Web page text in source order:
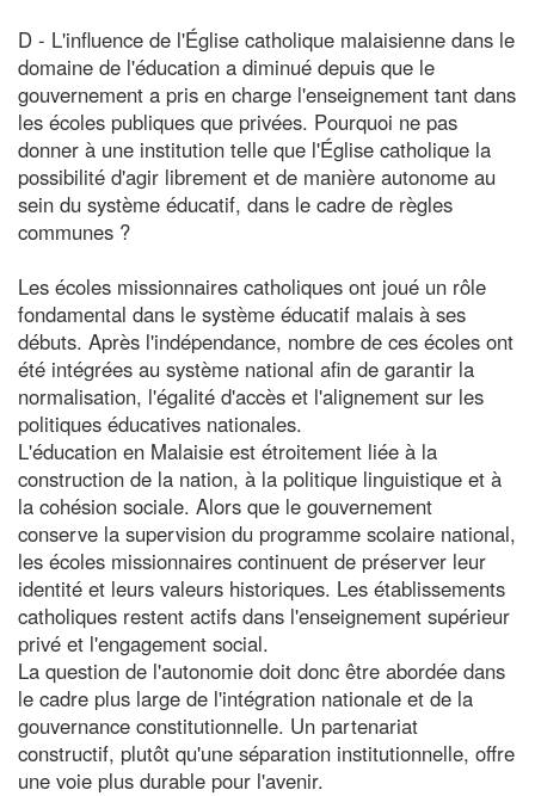
D - L'influence de l'Église catholique malaisienne dans le
domaine de l'éducation a diminué depuis que le
gouvernement a pris en charge l'enseignement tant dans
les écoles publiques que privées. Pourquoi ne pas
donner à une institution telle que l'Église catholique la
possibilité d'agir librement et de manière autonome au
sein du système éducatif, dans le cadre de règles
communes ?
Les écoles missionnaires catholiques ont joué un rôle
fondamental dans le système éducatif malais à ses
débuts. Après l'indépendance, nombre de ces écoles ont
été intégrées au système national afin de garantir la
normalisation, l'égalité d'accès et l'alignement sur les
politiques éducatives nationales.
L'éducation en Malaisie est étroitement liée à la
construction de la nation, à la politique linguistique et à
la cohésion sociale. Alors que le gouvernement
conserve la supervision du programme scolaire national,
les écoles missionnaires continuent de préserver leur
identité et leurs valeurs historiques. Les établissements
catholiques restent actifs dans l'enseignement supérieur
privé et l'engagement social.
La question de l'autonomie doit donc être abordée dans
le cadre plus large de l'intégration nationale et de la
gouvernance constitutionnelle. Un partenariat
constructif, plutôt qu'une séparation institutionnelle, offre
une voie plus durable pour l'avenir.